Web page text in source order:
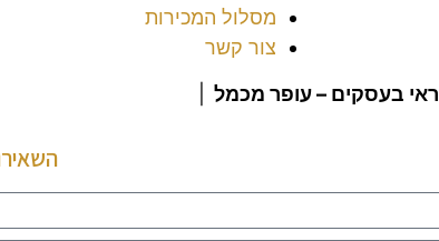
מסלול המכירות
צור קשר
בעסקים – עופר מכמל